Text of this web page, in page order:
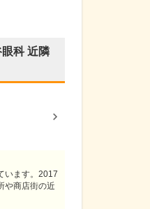
眼科近隣
います。2017
や商店街の近